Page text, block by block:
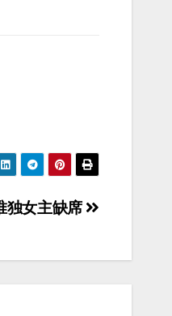
独女主缺席